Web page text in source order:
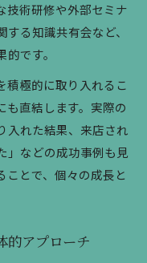
技術研修や外部セミナ
る知識共有会など、
です。
積極的に取り入れるこ
も直結します。実際の
入れた結果、来店され
」などの成功事例も見
ことで、個々の成長と
的アプローチ